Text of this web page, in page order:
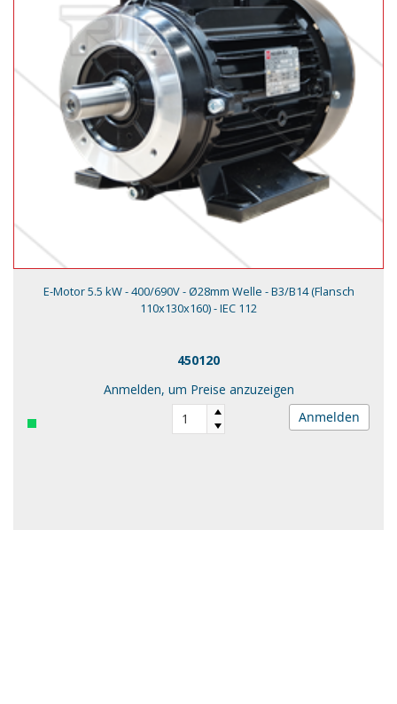
E-Motor 5.5 kW - 400/690V - Ø28mm Welle - B3/B14 (Flansch
110x130x160) - IEC 112
450120
Anmelden, um Preise anzuzeigen
Anmelden